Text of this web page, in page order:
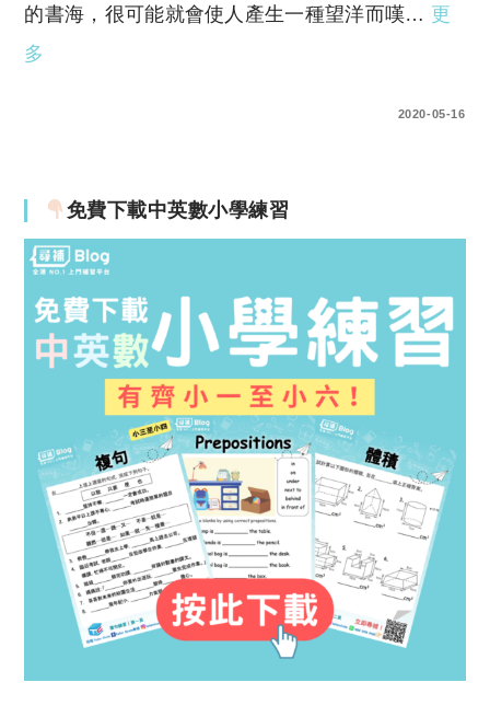
的書海，很可能就會使人產生一種望洋而嘆… 更
多
2020-05-16
免費下載中英數小學練習